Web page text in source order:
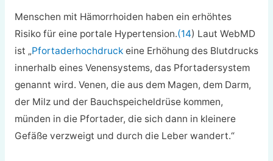
Menschen mit Hämorrhoiden haben ein erhöhtes
Risiko für eine portale Hypertension.(14) Laut WebMD
ist „Pfortaderhochdruckeine Erhöhung des Blutdrucks
innerhalb eines Venensystems, das Pfortadersystem
genannt wird. Venen, die aus dem Magen, dem Darm,
der Milz und der Bauchspeicheldrüse kommen,
münden in die Pfortader, die sich dann in kleinere
Gefäße verzweigt und durch die Leber wandert.“